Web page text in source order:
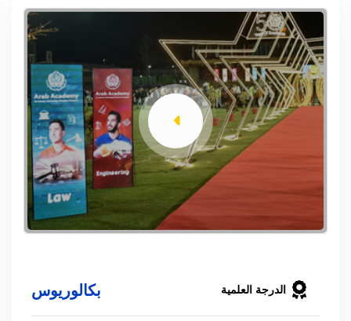
الدرجة العلمية بكالوريوس